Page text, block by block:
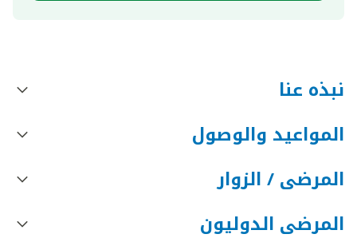
نبذه عنا
المواعيد والوصول
المرضى / الزوار
المرضى الدوليون